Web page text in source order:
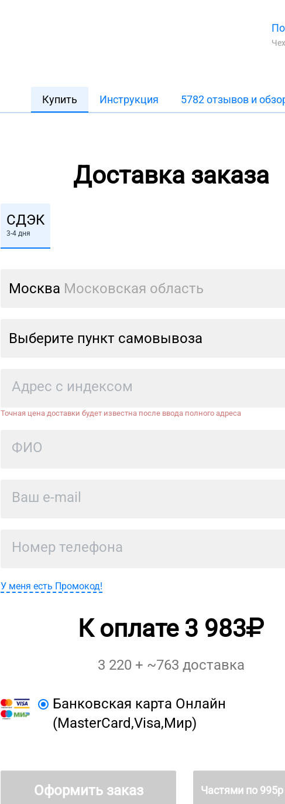
Купить Инструкция 5782 отзывов и
Доставка заказа
СДЭК
3-4 дня
Москва Московская область
Выберите пункт самовывоза
Точная цена доставки будет известна после ввода полного адреса
У меня есть Промокод!
К оплате 3 983
3 220 + ~763 доставка
Банковская карта Онлайн
(MasterCard,Visa,Мир)
Оформить заказ Частями по 995